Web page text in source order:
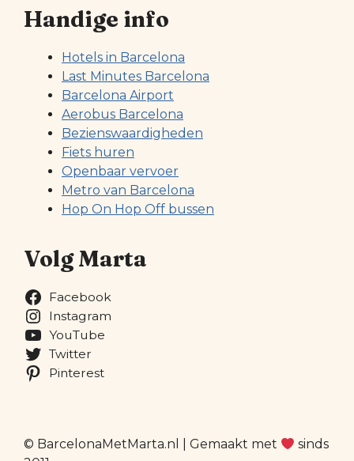
Handige info
Hotels in Barcelona
Last Minutes Barcelona
Barcelona Airport
Aerobus Barcelona
Bezienswaardigheden
Fiets huren
Openbaar vervoer
Metro van Barcelona
Hop On Hop Off bussen
Volg Marta
Facebook
Instagram
YouTube
Twitter
Pinterest
© BarcelonaMetMarta.nl | Gemaakt met
sinds